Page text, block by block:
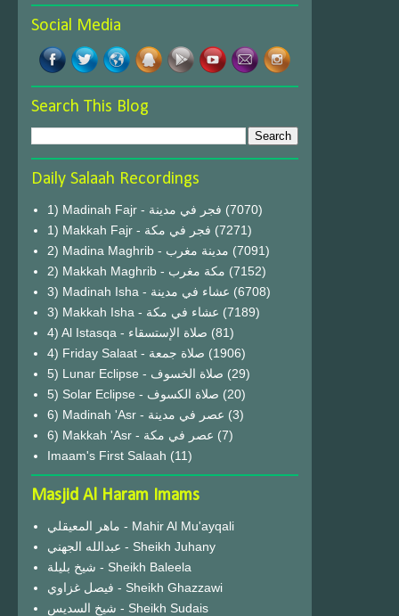
Social Media
Search This Blog
Daily Salaah Recordings
1) Madinah Fajr - فجر في مدينة (7070)
1) Makkah Fajr - فجر في مكة (7271)
2) Madina Maghrib - مدينة مغرب (7091)
2) Makkah Maghrib - مكة مغرب (7152)
3) Madinah Isha - عشاء في مدينة (6708)
3) Makkah Isha - عشاء في مكة (7189)
4) Al Istasqa - صلاة الإستسقاء (81)
4) Friday Salaat - صلاة جمعة (1906)
5) Lunar Eclipse - صلاة الخسوف (29)
(20)
6) Madinah 'Asr - عصر في مدينة (3)
6) Makkah 'Asr - عصر في مكة (7)
Imaam's First Salaah (11)
Masjid Al Haram Imams
ماهر المعيقلي - Mahir Al Mu'ayqali
عبدالله الجهني - Sheikh Juhany
شيخ بليلة - Sheikh Baleela
فيصل غزاوي - Sheikh Ghazzawi
شيخ السديس - Sheikh Sudais